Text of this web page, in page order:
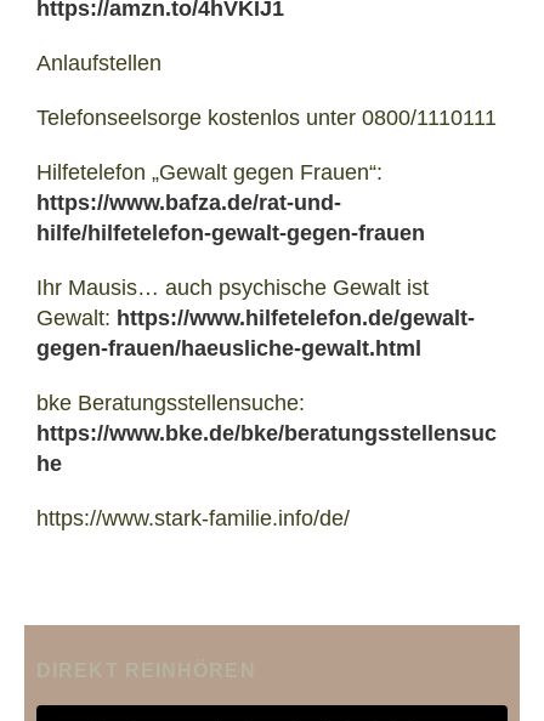
https://amzn.to/4hVKIJ1
Anlaufstellen
Telefonseelsorge kostenlos unter 0800/1110111
Hilfetelefon „Gewalt gegen Frauen“:
https://www.bafza.de/rat-und-
hilfe/hilfetelefon-gewalt-gegen-frauen
Ihr Mausis… auch psychische Gewalt ist
Gewalt: https://www.hilfetelefon.de/gewalt-
gegen-frauen/haeusliche-gewalt.html
bke Beratungsstellensuche:
https://www.bke.de/bke/beratungsstellensuc
he
https://www.stark-familie.info/de/